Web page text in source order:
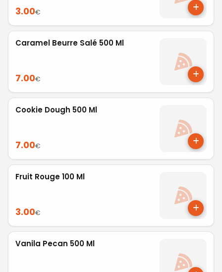
3.00€
Caramel Beurre Salé 500 Ml
7.00€
Cookie Dough 500 Ml
7.00€
Fruit Rouge 100 Ml
3.00€
Vanila Pecan 500 Ml